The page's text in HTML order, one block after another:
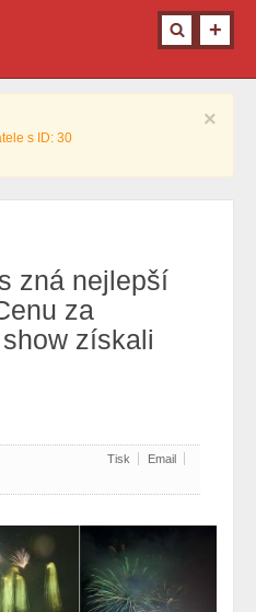
×
s ID: 30
zná nejlepší
za
získali
Tisk Email